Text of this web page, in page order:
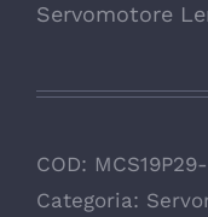
Servomotore
COD:
Categoria: